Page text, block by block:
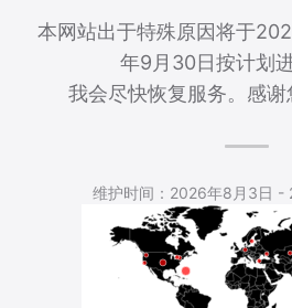
本网站出于特殊原因将于
年9月30日按计划进
我会尽快恢复服务。感谢
维护时间：2026年8月3日 -
5,412 Total